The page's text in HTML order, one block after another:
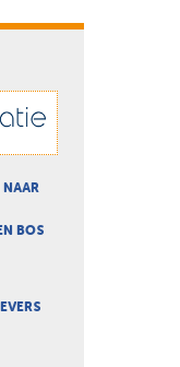
NAAR
BOS